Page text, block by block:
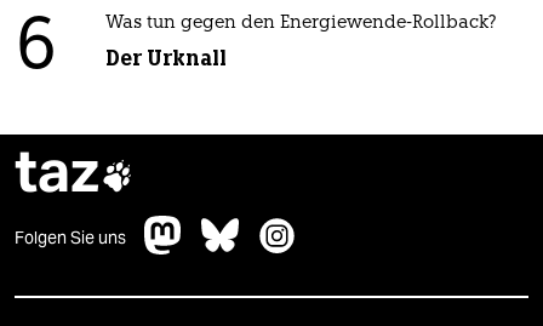
6 Was tun gegen den Energiewende-Rollback?
Der Urknall
taz
Folgen Sie uns